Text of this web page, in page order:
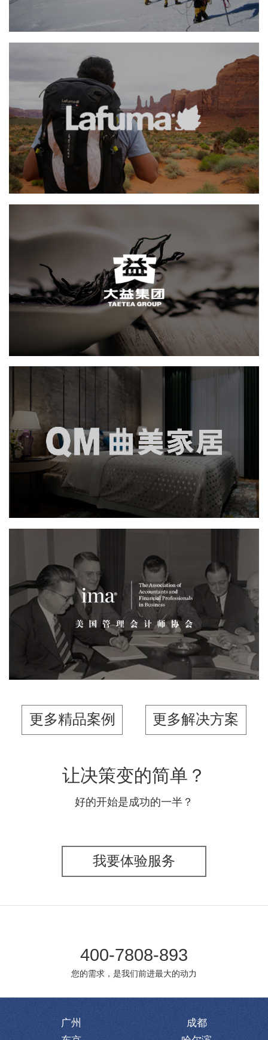
勒夫马
网页设计
大益
网页设计 电商网站
轻工食品
IT平台整体解决方案
曲美家居
品牌官网 社区网站 网页设计
微商城
电商网站
家具家居 IT平台整体解决方案
美国管理会计师协...
品牌官网 网页设计 网站建设 机构组织
更多精品案例 更多解决方案
让决策变的简单？
好的开始是成功的一半？
我要体验服务
400-7808-893
您的需求，是我们前进最大的动力
广州
成都